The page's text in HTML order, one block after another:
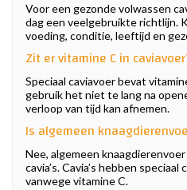
Voor een gezonde volwassen
dag een veelgebruikte richtlijn.
voeding, conditie, leeftijd en
Zit er vitamine C in
Speciaal caviavoer bevat
gebruik het niet te lang na
verloop van tijd kan afnemen.
Is algemeen
Nee, algemeen
cavia’s. Cavia’s hebben
vanwege vitamine C.